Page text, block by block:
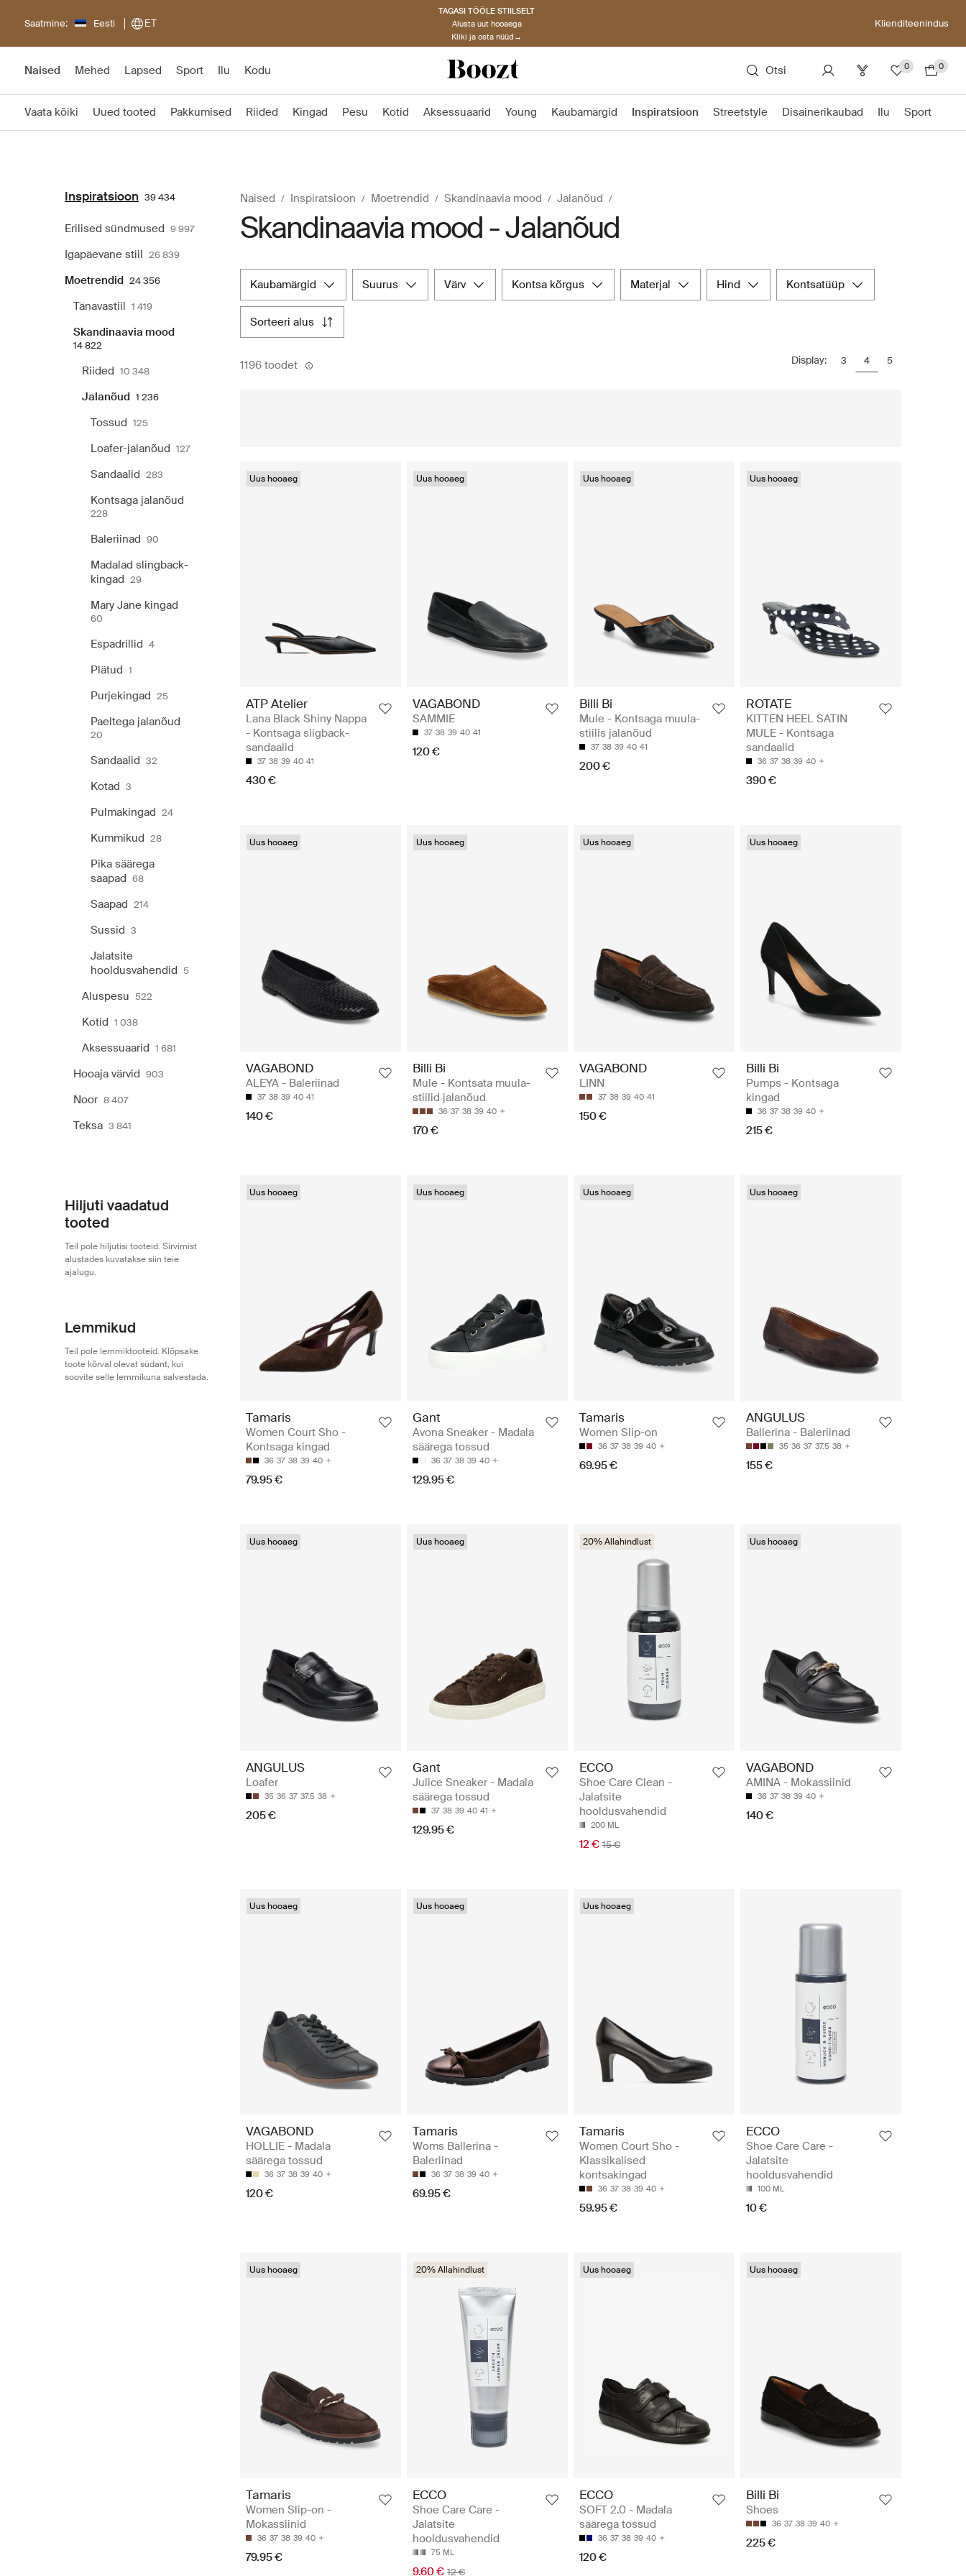
Saatmine: Eesti ET
TAGASI TÖÖLE STIILSELT
Alusta uut hooaega
Kliki ja osta nüüd→
Klienditeenindus
Naised Mehed Lapsed Sport Ilu Kodu Otsi 0 0
Vaata kõiki Uued tooted Pakkumised Riided Kingad Pesu Kotid Aksessuaarid Young Kaubamärgid Inspiratsioon Streetstyle Disainerikaubad Ilu Sport
Inspiratsioon 39 434
Erilised sündmused 9 997
Igapäevane stiil 26 839
Moetrendid 24 356
Tänavastiil 1 419
Skandinaavia mood
14 822
Riided 10 348
Jalanõud 1 236
Tossud 125
Loafer-jalanõud 127
Sandaalid 283
Kontsaga jalanõud
228
Baleriinad 90
Madalad slingback-
kingad 29
Mary Jane kingad
60
Espadrillid 4
Plätud 1
Purjekingad 25
Paeltega jalanõud
20
Sandaalid 32
Kotad 3
Pulmakingad 24
Kummikud 28
Pika säärega
saapad 68
Saapad 214
Sussid 3
Jalatsite
hooldusvahendid 5
Aluspesu 522
Kotid 1 038
Aksessuaarid 1 681
Hooaja värvid 903
Noor 8 407
Teksa 3 841
Hiljuti vaadatud
tooted
Teil pole hiljutisi tooteid. Sirvimist
alustades kuvatakse siin teie
ajalugu.
Lemmikud
Teil pole lemmiktooteid. Klõpsake
toote kõrval olevat südant, kui
soovite selle lemmikuna salvestada.
Naised Inspiratsioon Moetrendid Skandinaavia mood Jalanõud
Skandinaavia mood - Jalanõud
kaubamärgid suurus värv kontsa kõrgus materjal hind kontsatüüp
sorteeri alus
1196 toodet Display: 3 4 5
Uus hooaeg
ATP Atelier
Lana Black Shiny Nappa
- Kontsaga sligback-
sandaalid
37 38 39 40 41
430 €
Uus hooaeg
VAGABOND
SAMMIE
37 38 39 40 41
120 €
Uus hooaeg
Billi Bi
Mule - Kontsaga muula-
stiilis jalanõud
37 38 39 40 41
200 €
Uus hooaeg
ROTATE
KITTEN HEEL SATIN
MULE - Kontsaga
sandaalid
36 37 38 39 40
390 €
Uus hooaeg
VAGABOND
ALEYA - Baleriinad
37 38 39 40 41
140 €
Uus hooaeg
Billi Bi
Mule - Kontsata muula-
stiilid jalanõud
36 37 38 39 40
170 €
Uus hooaeg
VAGABOND
LINN
37 38 39 40 41
150 €
Uus hooaeg
Billi Bi
Pumps - Kontsaga
kingad
36 37 38 39 40
215 €
Uus hooaeg
Tamaris
Women Court Sho -
Kontsaga kingad
36 37 38 39 40
79.95 €
Uus hooaeg
Gant
Avona Sneaker - Madala
säärega tossud
36 37 38 39 40
129.95 €
Uus hooaeg
Tamaris
Women Slip-on
36 37 38 39 40
69.95 €
Uus hooaeg
ANGULUS
Ballerina - Baleriinad
35 36 37 37.5 38
155 €
Uus hooaeg
ANGULUS
Loafer
35 36 37 37.5 38
205 €
Uus hooaeg
Gant
Julice Sneaker - Madala
säärega tossud
37 38 39 40 41
129.95 €
20% Allahindlust
ECCO
Shoe Care Clean -
Jalatsite
hooldusvahendid
200 ML
12 € 15 €
Uus hooaeg
VAGABOND
AMINA - Mokassiinid
36 37 38 39 40
140 €
Uus hooaeg
VAGABOND
HOLLIE - Madala
säärega tossud
36 37 38 39 40
120 €
Uus hooaeg
Tamaris
Woms Ballerina -
Baleriinad
36 37 38 39 40
69.95 €
Uus hooaeg
Tamaris
Women Court Sho -
Klassikalised
kontsakingad
36 37 38 39 40
59.95 €
ECCO
Shoe Care Care -
Jalatsite
hooldusvahendid
100 ML
10 €
Uus hooaeg
Tamaris
Women Slip-on -
Mokassiinid
36 37 38 39 40
79.95 €
20% Allahindlust
ECCO
Shoe Care Care -
Jalatsite
hooldusvahendid
75 ML
9.60 € 12 €
Uus hooaeg
ECCO
SOFT 2.0 - Madala
säärega tossud
36 37 38 39 40
120 €
Uus hooaeg
Billi Bi
Shoes
36 37 38 39 40
225 €